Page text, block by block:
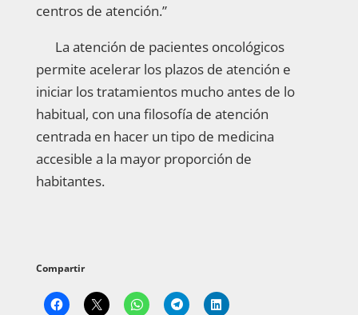
centros de atención.”
La atención de pacientes oncológicos
permite acelerar los plazos de atención e
iniciar los tratamientos mucho antes de lo
habitual, con una filosofía de atención
centrada en hacer un tipo de medicina
accesible a la mayor proporción de
habitantes.
Compartir